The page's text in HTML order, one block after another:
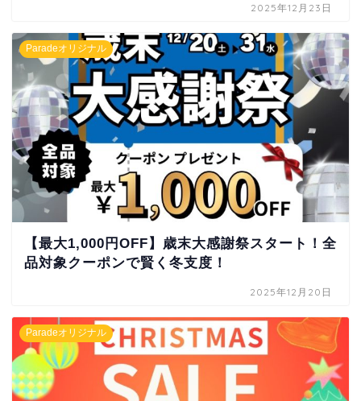
2025年12月23日
Paradeオリジナル
【最大1,000円OFF】歳末大感謝祭スタート！全
品対象クーポンで賢く冬支度！
2025年12月20日
Paradeオリジナル